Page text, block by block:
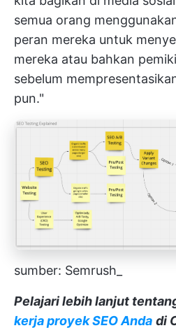
semua orang
peran mereka untuk
mereka atau bahkan
sebelum
pun."
sumber: Semrush_
Pelajari lebih lanjut
kerja proyek SEO Anda di